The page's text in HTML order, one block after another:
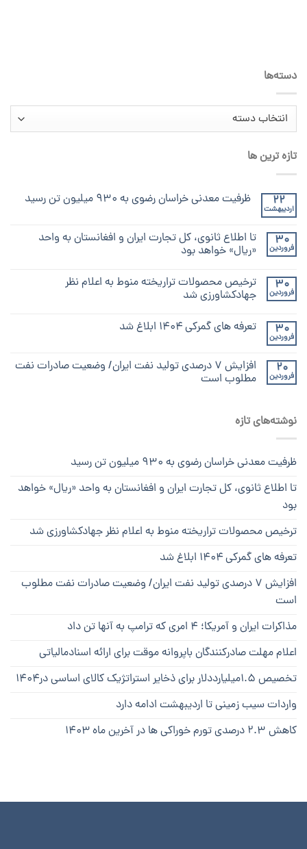
دسته‌ها
دسته‌ها
تازه ترین ها
22
اردیبهشت
ظرفیت معدنی خراسان رضوی به ۹۳۰ میلیون تن رسید
30
فروردین
تا اطلاع ثانوی، کل تجارت ایران و افغانستان به واحد
«ریال» خواهد بود
30
فروردین
ترخیص محصولات تراریخته منوط به اعلام نظر
جهادکشاورزی شد
30
فروردین
تعرفه های گمرکی ۱۴۰۴ ابلاغ شد
20
فروردین
افزایش ۷ درصدی تولید نفت ایران/ وضعیت صادرات نفت
مطلوب است
نوشته‌های تازه
ظرفیت معدنی خراسان رضوی به ۹۳۰ میلیون تن رسید
تا اطلاع ثانوی، کل تجارت ایران و افغانستان به واحد «ریال» خواهد
بود
ترخیص محصولات تراریخته منوط به اعلام نظر جهادکشاورزی شد
تعرفه های گمرکی ۱۴۰۴ ابلاغ شد
افزایش ۷ درصدی تولید نفت ایران/ وضعیت صادرات نفت مطلوب
است
مذاکرات ایران و آمریکا؛ ۴ امری که ترامپ به آنها تن داد
اعلام مهلت صادرکنندگان باپروانه موقت برای ارائه اسنادمالیاتی
تخصیص ۱.۵میلیارددلار برای ذخایر استراتژیک کالای اساسی در۱۴۰۴
واردات سیب زمینی تا اردیبهشت ادامه دارد
کاهش ۲.۳ درصدی تورم خوراکی ها در آخرین ماه ۱۴۰۳